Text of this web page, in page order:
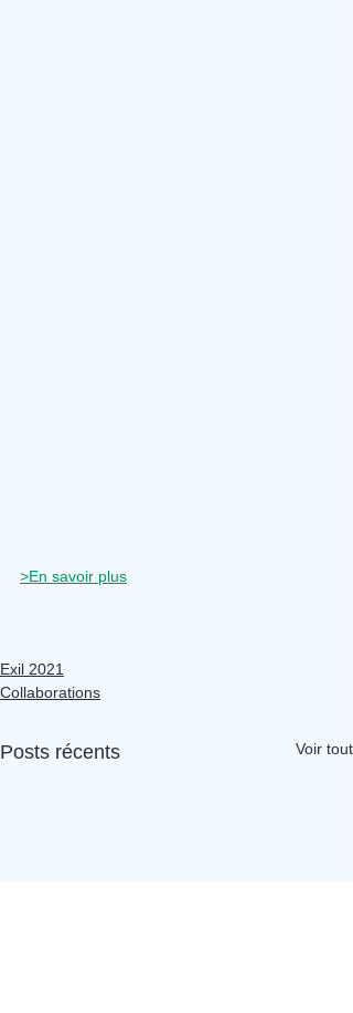
>En savoir plus
Exil 2021
Collaborations
Posts récents Voir tout